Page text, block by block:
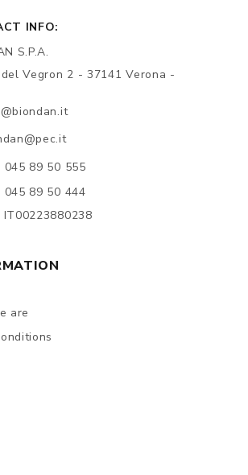
INFO:
S.P.A.
Vegron 2 - 37141 Verona -
045 89 50 555
045 89 50 444
IT00223880238
are